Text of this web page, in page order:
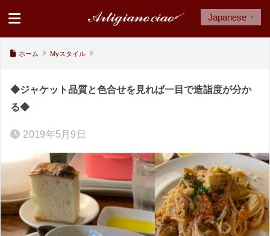
ホーム Myスタイル
◆ジャケット品質と色合せを見れば一目で造詣度が分か
る◆
2019年5月9日
Japanese ▼